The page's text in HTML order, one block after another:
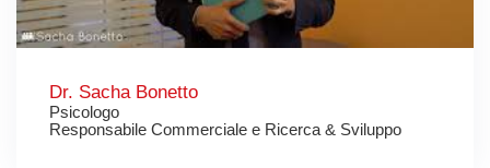
Dr. Sacha Bonetto
Psicologo
Responsabile Commerciale e Ricerca & Sviluppo